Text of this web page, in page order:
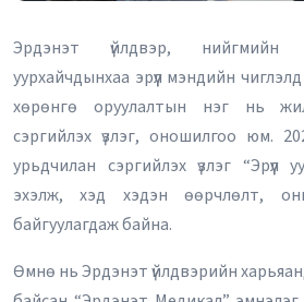
Эрдэнэт үйлдвэр, нийгмийн
уурхайчдынхаа эрүүл мэндийн
хөрөнгө оруулалтын нэг нь
сэргийлэх үзлэг, оношилгоо юм.
урьдчилан сэргийлэх үзлэг “Эрүүл
эхэлж, хэд хэдэн өөрчлөлт,
байгуулагдаж байна.
Өмнө нь Эрдэнэт үйлдвэрийн